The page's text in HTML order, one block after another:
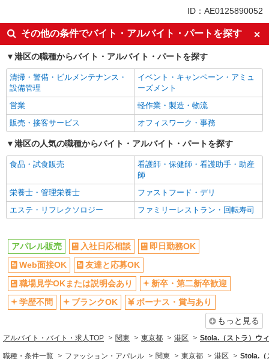
社会保険あり
産休・育休取得実績あり
ID：AE0125890052
その他の条件でバイト・アルバイト・パートを探す
港区の職種からバイト・アルバイト・パートを探す
清掃・警備・ビルメンテナンス・
設備管理
イベント・キャンペーン・アミュ
ーズメント
営業
軽作業・製造・物流
販売・接客サービス
オフィスワーク・事務
港区の人気の職種からバイト・アルバイト・パートを探す
食品・試食販売
看護師・保健師・看護助手・助産
師
栄養士・管理栄養士
ファストフード・デリ
エステ・リフレクソロジー
ファミリーレストラン・回転寿司
アパレル販売 入社日応相談
即日勤務OK
Web面接OK
友達と応募OK
職場見学OKまたは説明会あり
新卒・第二新卒歓迎
学歴不問
ブランクOK
ボーナス・賞与あり
もっと見る
アルバイト・バイト・求人TOP 関東 東京都 港区 Stola.（ストラ）ウ
職種・条件一覧 ファッション・アパレル 関東 東京都 港区 Stola.（